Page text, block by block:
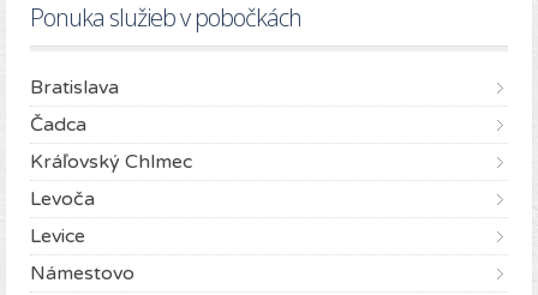
Ponuka služieb v pobočkách
Bratislava
Čadca
Kráľovský Chlmec
Levoča
Levice
Námestovo